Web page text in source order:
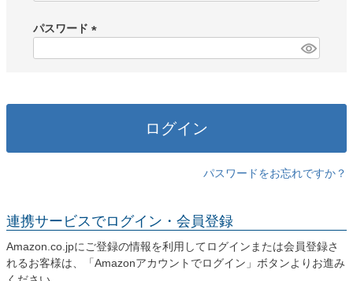
)
パスワード
ログイン
パスワードをお忘れですか？
連携サービスでログイン・会員登録
Amazon.co.jpにご登録の情報を利用してログインまたは会員登録さ
れるお客様は、「Amazonアカウントでログイン」ボタンよりお進み